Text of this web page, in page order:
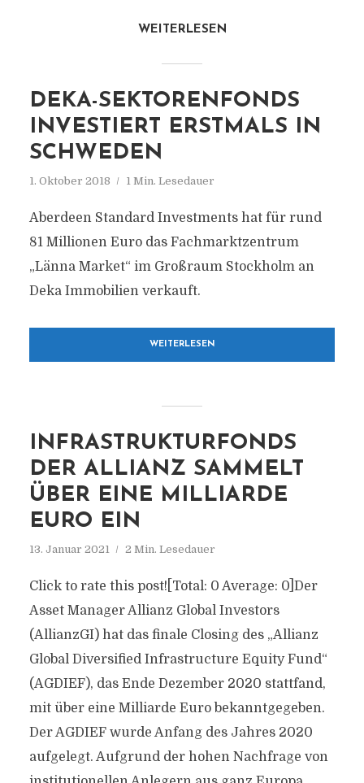
WEITERLESEN
DEKA-SEKTORENFONDS
INVESTIERT ERSTMALS IN
SCHWEDEN
1. Oktober 2018 1 Min. Lesedauer
Aberdeen Standard Investments hat für rund
81 Millionen Euro das Fachmarktzentrum
„Länna Market“ im Großraum Stockholm an
Deka Immobilien verkauft.
WEITERLESEN
INFRASTRUKTURFONDS
DER ALLIANZ SAMMELT
ÜBER EINE MILLIARDE
EURO EIN
13. Januar 2021 2 Min. Lesedauer
Click to rate this post![Total: 0 Average: 0]Der
Asset Manager Allianz Global Investors
(AllianzGI) hat das finale Closing des „Allianz
Global Diversified Infrastructure Equity Fund“
(AGDIEF), das Ende Dezember 2020 stattfand,
mit über eine Milliarde Euro bekanntgegeben.
Der AGDIEF wurde Anfang des Jahres 2020
aufgelegt. Aufgrund der hohen Nachfrage von